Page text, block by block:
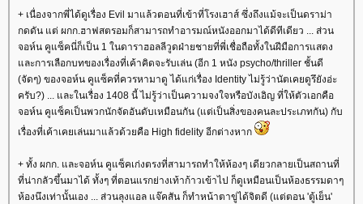
+ เนื่องจากพี่ได้ดูเรื่อง Evil มาแล้วตอนที่เข้าที่โรงเฮาส์ ซึ่งถึงแม้จะเป็นดราม่า
กดดัน แต่ ผกก.ฮาฟสตรอมก็สามารถทำอารมณ์หนังออกมาได้ดีทีเดียว ... ส่วน
จอห์น คูแซ็คนี่ก็เป็น 1 ในดาราฮอลลีวูดฝ่ายชายที่พี่เชื่อถือทั้งในฝีมือการแสดง
ละการเลือกบทของเรื่องที่เค้าคิดจะรับเล่น (อีก 1 หนัง psycho/thriller ชั้นดี
(จัดๆ) ของจอห์น คูแซ็คที่ควรหามาดู ได้แก่เรื่อง Identity ไม่รู้ว่านัตเคยดูรึยังอ่ะ
ครับ?) ... และในเรื่อง 1408 นี้ ไม่รู้ว่าเป็นความจงใจหรือบังเอิญ ที่ให้ตัวเอกคือ
จอห์น คูแซ็คเป็นพวกนักจัดอันดับเหมือนกัน (แต่เป็นสิ่งของคนละประเภทกัน) กับ
เรื่องที่เค้าเคยเล่นมาแล้วด้วยคือ High fidelity อีกต่างหาก
+ ทั้ง ผกก. และจอห์น คูแซ็คเก่งตรงที่สามารถทำให้ห้องๆ เดียวกลายเป็นสถานที่
ที่น่ากลัวขึ้นมาได้ ทั้งๆ ที่ตอนแรกย่างเท้าก้าวเข้าไป ก็ดูเหมือนเป็นห้องธรรมดาๆ
ห้องนึงเท่านั้นเอง ... ส่วนลุงแอล แจ๊คสัน ก็ทำหน้าตาขู่ได้จิตดี (แต่ตอน 'ตู้เย็น'